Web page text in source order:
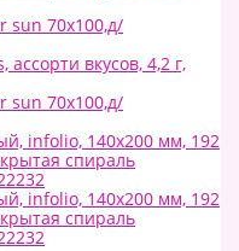
sun 70х100,д/
вкусов, 4,2 г,
sun 70х100,д/
infolio, 140х200 мм, 192
спираль
infolio, 140х200 мм, 192
спираль